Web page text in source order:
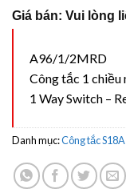
Giá bán: Vui lòng
A96/1/2MRD
Công tắc 1 chiều
1 Way Switch –
Danh mục:Công tắc